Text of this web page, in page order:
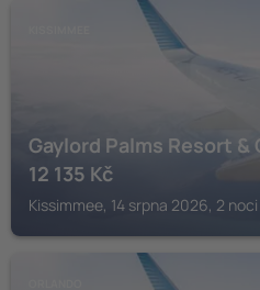
Gaylord Palms Resort
12 135 Kč
Kissimmee, 14 srpna 2026, 2 noci